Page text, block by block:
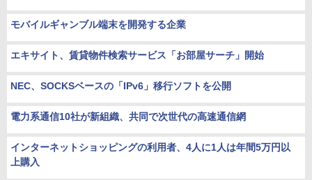
モバイルギャンブル端末を開発する企業
エキサイト、賃貸物件検索サービス「お部屋サーチ」開始
NEC、SOCKSベースの「IPv6」移行ソフトを公開
電力系通信10社が新組織、共同で次世代の高速通信網
インターネットショッピングの利用者、4人に1人は年間5万円以
上購入